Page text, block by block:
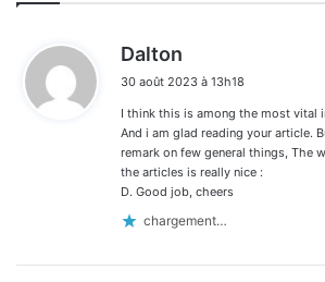
Dalton
t
:
30 août 2023 à 13h18
I think this is among the most vital
And i am glad reading your article.
remark on few general things, The
the articles is really nice :
D. Good job, cheers
chargement…